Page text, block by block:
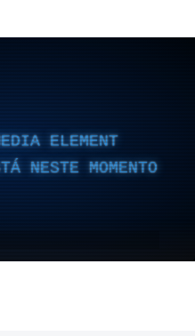
ELEMENT
NESTE MOMENTO